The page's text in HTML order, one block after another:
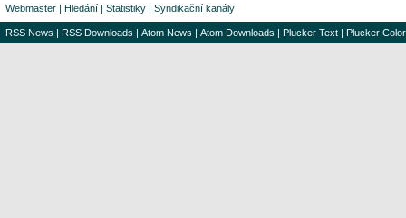
Webmaster | Hledání | Statistiky | Syndikační kanály
RSS News | RSS Downloads | Atom News | Atom Downloads | Plucker Text | Plucker Color